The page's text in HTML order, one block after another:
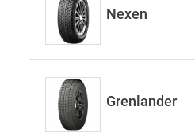
Nexen
Grenlander